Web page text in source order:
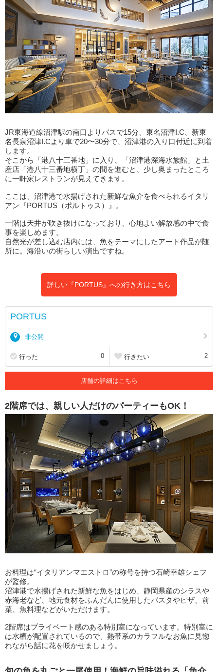
JR東海道線沼津駅の南口よりバスで15分、東名沼津I.C、新東
名長泉沼津I.Cより車で20〜30分で、沼津港の入り口付近に到着
します。
そこから「港八十三番地」に入り、「沼津港深海水族館」と土
産店「港八十三番地横丁」の間を進むと、少し奥まったところ
に一軒家レストランが見えてきます。
ここは、沼津港で水揚げされた新鮮な魚介を食べられるイタリ
アン『PORTUS（ポルトゥス）』。
一階は天井が吹き抜けになっており、心地よい解放感の中で食
事を楽しめます。
自然光が差し込む店内には、魚をテーマにしたアート作品が随
所に。海沿いの街らしい演出ですね。
詳しい『PORTUS』への行き方はこちら
PORTUS
非公開
行った 0 行きたい 2
店舗の詳細はこちら
2階席では、親しい人だけのパーティーもOK！
お料理は“イタリアンマエストロ”の称号を持つ石崎幸雄シェフ
が監修。
沼津港で水揚げされた新鮮な魚をはじめ、静岡県産のシラスや
赤海老など、地元食材をふんだんに使用したパスタやピザ、前
菜、魚料理などがいただけます。
2階席はプライベート感のある特別室になっています。特別室に
は水槽が配置されているので、熱帯系のカラフルなお魚に見惚
れながら話に花を咲かせましょう。